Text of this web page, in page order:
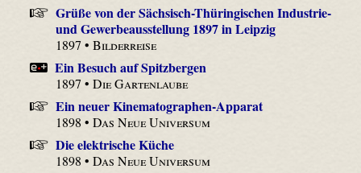
Grüße von der Sächsisch-Thüringischen Industrie-
und Gewerbeausstellung 1897 in Leipzig
1897 •Bilderreise
Ein Besuch auf Spitzbergen
1897 •Die Gartenlaube
Ein neuer Kinematographen-Apparat
1898 •Das Neue Universum
Die elektrische Küche
1898 •Das Neue Universum